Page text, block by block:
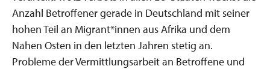
Anzahl Betroffener gerade in Deutschland mit seiner
hohen Teil an Migrant*innen aus Afrika und dem
Nahen Osten in den letzten Jahren stetig an.
Probleme der Vermittlungsarbeit an Betroffene und